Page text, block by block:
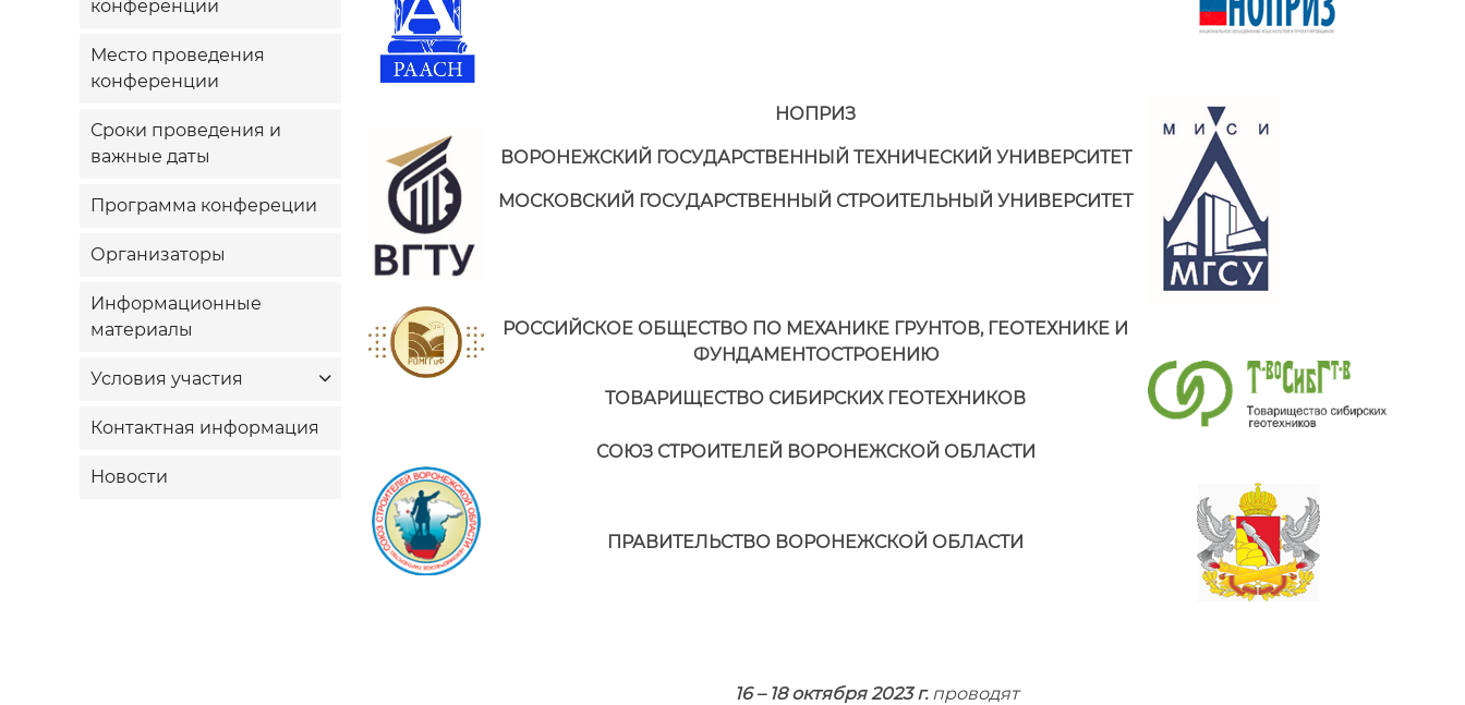
конференции
Место проведения
конференции
Сроки проведения и
важные даты
Программа конфереции
Организаторы
Информационные
материалы
Условия участия
Контактная информация
Новости
НОПРИЗ
ВОРОНЕЖСКИЙ ГОСУДАРСТВЕННЫЙ ТЕХНИЧЕСКИЙ УНИВЕРСИТЕТ
МОСКОВСКИЙ ГОСУДАРСТВЕННЫЙ СТРОИТЕЛЬНЫЙ УНИВЕРСИТЕТ
РОССИЙСКОЕ ОБЩЕСТВО ПО МЕХАНИКЕ ГРУНТОВ, ГЕОТЕХНИКЕ И
ФУНДАМЕНТОСТРОЕНИЮ
ТОВАРИЩЕСТВО СИБИРСКИХ ГЕОТЕХНИКОВ
СОЮЗ СТРОИТЕЛЕЙ ВОРОНЕЖСКОЙ ОБЛАСТИ
ПРАВИТЕЛЬСТВО ВОРОНЕЖСКОЙ ОБЛАСТИ
16 – 18 октября 2023 г. проводят